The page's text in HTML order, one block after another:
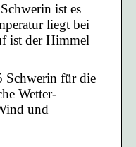
ist es
liegt bei
ist der Himmel
Schwerin für die
Wetter-
und